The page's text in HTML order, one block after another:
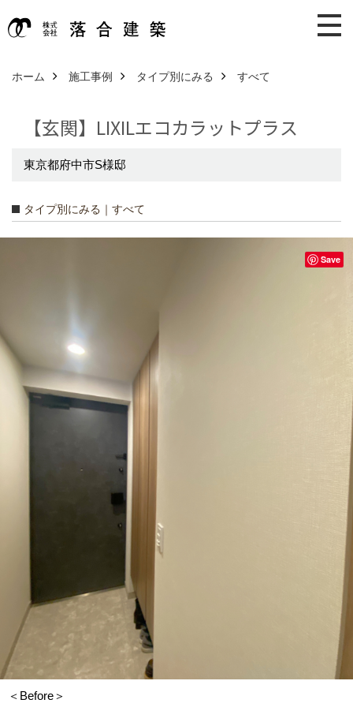
ホーム 施工事例 タイプ別にみる すべて
【玄関】LIXILエコカラットプラス
東京都府中市S様邸
タイプ別にみる｜すべて
＜Before＞
Save